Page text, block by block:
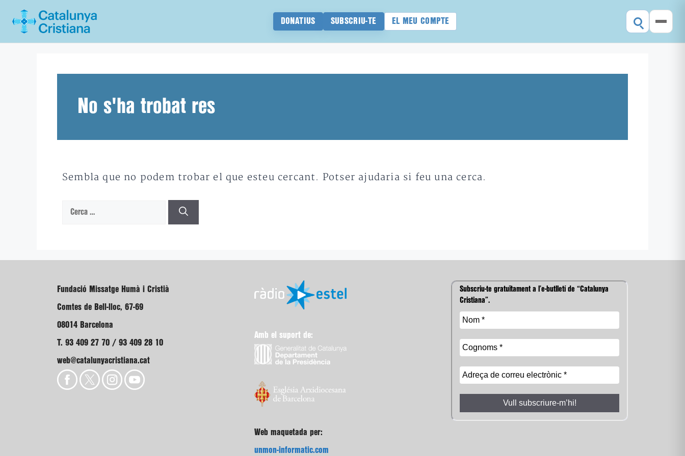
DONATIUS SUBSCRIU-TE EL MEU COMPTE
No s'ha trobat res
Sembla que no podem trobar el que esteu cercant. Potser ajudaria si feu una cerca.
Cerca:
Fundació Missatge Humà i Cristià
Comtes de Bell-lloc, 67-69
08014 Barcelona
T. 93 409 27 70 / 93 409 28 10
web@catalunyacristiana.cat
Amb el suport de:
Web maquetada per:
unmon-informatic.com
Subscriu-te gratuïtament a l’e-butlletí de “Catalunya
Cristiana”.